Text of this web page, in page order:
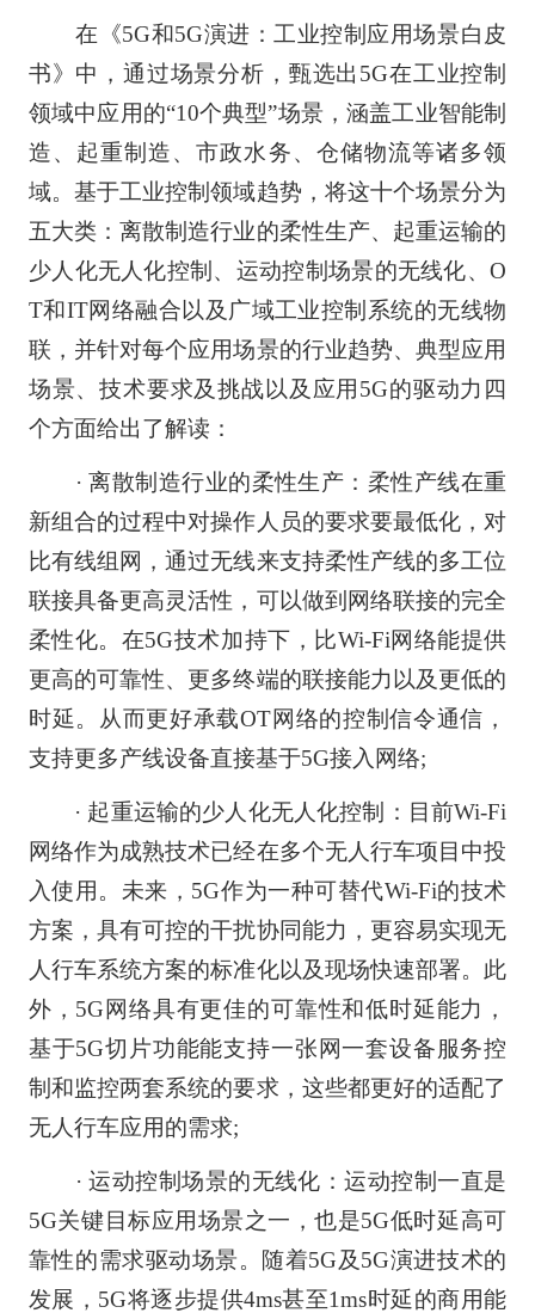
在《5G和5G演进：工业控制应用场景白皮
书》中，通过场景分析，甄选出5G在工业控制
领域中应用的“10个典型”场景，涵盖工业智能制
造、起重制造、市政水务、仓储物流等诸多领
域。基于工业控制领域趋势，将这十个场景分为
五大类：离散制造行业的柔性生产、起重运输的
少人化无人化控制、运动控制场景的无线化、O
T和IT网络融合以及广域工业控制系统的无线物
联，并针对每个应用场景的行业趋势、典型应用
场景、技术要求及挑战以及应用5G的驱动力四
个方面给出了解读：
· 离散制造行业的柔性生产：柔性产线在重
新组合的过程中对操作人员的要求要最低化，对
比有线组网，通过无线来支持柔性产线的多工位
联接具备更高灵活性，可以做到网络联接的完全
柔性化。在5G技术加持下，比Wi-Fi网络能提供
更高的可靠性、更多终端的联接能力以及更低的
时延。从而更好承载OT网络的控制信令通信，
支持更多产线设备直接基于5G接入网络;
· 起重运输的少人化无人化控制：目前Wi-Fi
网络作为成熟技术已经在多个无人行车项目中投
入使用。未来，5G作为一种可替代Wi-Fi的技术
方案，具有可控的干扰协同能力，更容易实现无
人行车系统方案的标准化以及现场快速部署。此
外，5G网络具有更佳的可靠性和低时延能力，
基于5G切片功能能支持一张网一套设备服务控
制和监控两套系统的要求，这些都更好的适配了
无人行车应用的需求;
· 运动控制场景的无线化：运动控制一直是
5G关键目标应用场景之一，也是5G低时延高可
靠性的需求驱动场景。随着5G及5G演进技术的
发展，5G将逐步提供4ms甚至1ms时延的商用能